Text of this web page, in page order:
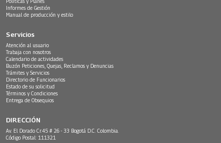
Informes de Gestión
Manual de producción y estilo
Servicios
Atención al usuario
Trabaja con nosotros
Calendario de actividades
Buzón Peticiones, Quejas, Reclamos y Denuncias
Trámites y Servicios
Directorio de Funcionarios
Estado de su solicitud
Términos y Condiciones
Entrega de Obsequios
DIRECCIÓN
Av. El Dorado Cr.45 # 26 - 33 Bogotá D.C. Colombia.
Código Postal: 111321